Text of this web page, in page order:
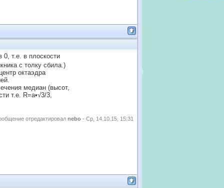
т.е. в плоскости
с толку сбила.)
октаэдра
медиан (высот,
т.е. R=а•√3/3,
отредактировал nebo - Ср, 14.10.15, 15:31